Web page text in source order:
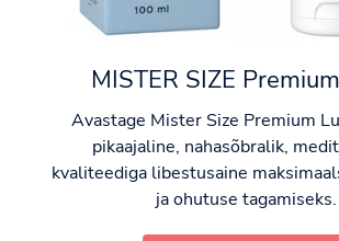
MISTER SIZE
Avastage Mister Size Premium
pikaajaline, nahasõbralik,
kvaliteediga libestusaine
ja ohutuse tagamiseks.